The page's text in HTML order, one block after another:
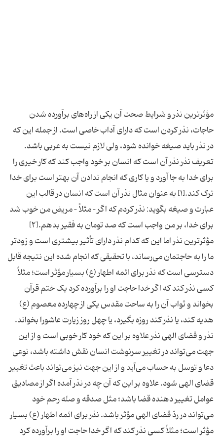
مؤثرترین نذر و شرایط صحت آن یکی از راه‌های برآورده شدن
حاجات، نذر کردن است که دارای آداب خاصی است. از جمله این که
در نذر باید صیغه خوانده شود، ولی لازم نیست به عربی باشد.
تعریف نذر نذر آن است که انسان بر خود واجب کند که کار خیری را
برای خدا به جا آورد و یا کاری که انجام ندادن آن بهتر است برای خدا
ترک کند.[۱] به عنوان مثال نذر آن است که انسان در قالب این
عبارت و صیغه بگوید: نذر کردم که اگر – مثلاً – مریض من خوب شد
برای خدا، بر من واجب است که صد تومان به فقیر بدهم.[۲]
مؤثرترین نذر اما این که کدام نذر دارای تأثیر بیشتری است و زودتر
ما را به حاجتمان می‌رساند، با تحقیقی که انجام شده این نتیجه قابل
دسترسی است که نذر برای ائمه اطهار (ع) بسیار مؤثر است؛ مثلاً
کسی نذر کند که اگر خدا حاجت او را برآورده کرد یک ختم قرآن
بخواند و ثواب آن را به ساحت مقدس یکی از چهارده معصوم (ع)
هدیه کند، یا نذر کند روزه بگیرد، یا چهل روز زیارت عاشورا بخواند.
نذر و قضای الهی نذر علاوه بر این که خود کار خوبی است و از این
جهت می‌تواند در تغییر سرنوشت انسان نقش داشته باشد، نوعی
دعا و توسل به حساب می‌آید و از این جهت نیز می‌تواند باعث تغییر
قضای الهی شود. علاوه بر این که آن چه در نذر آمده اگر از مصادیق
عوامل تغییر دهنده قضا باشد؛ مثل صدقه و صله رحم خود
می‌تواند در ردّ قضای الهی مؤثر باشد. نذر برای ائمه اطهار (ع) بسیار
مؤثر است؛ مثلاً کسی نذر کند که اگر خدا حاجت او را برآورده کرد